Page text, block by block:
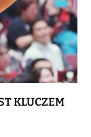
KLUCZEM